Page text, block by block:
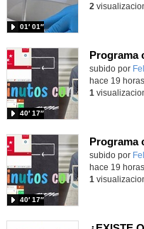
01′ 01″
2
Contenido
subido por
40′ 17″
hace 19 horas
1
Contenido
subido por
40′ 17″
hace 19 horas
1